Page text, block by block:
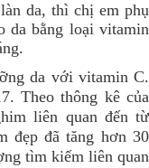
da, thì chị em phụ
da bằng loại vitamin
da với vitamin C.
Theo thông kê của
liên quan đến từ
đẹp đã tăng hơn 30
tìm kiếm liên quan